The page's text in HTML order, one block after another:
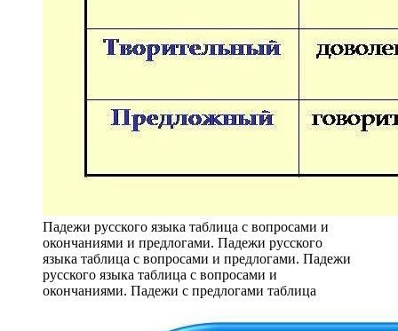
Падежи русского языка таблица с вопросами и
окончаниями и предлогами. Падежи русского
языка таблица с вопросами и предлогами. Падежи
русского языка таблица с вопросами и
окончаниями. Падежи с предлогами таблица